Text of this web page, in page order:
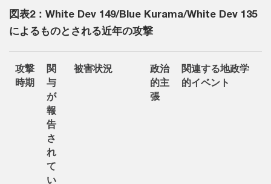
図表2：White Dev 149/Blue Kurama/White Dev 135
によるものとされる近年の攻撃
攻撃
時期
関
与
が
報
告
さ
れ
て
い
被害状況
政治
的主
張
関連する地政学
的イベント